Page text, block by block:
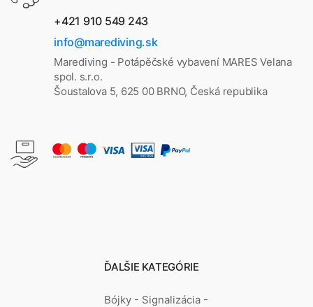
+421 910 549 243
info@marediving.sk
Marediving - Potápěčské vybavení MARES Velana
spol. s.r.o.
Šoustalova 5, 625 00 BRNO, Česká republika
ĎALŠIE KATEGÓRIE
Bójky - Signalizácia -